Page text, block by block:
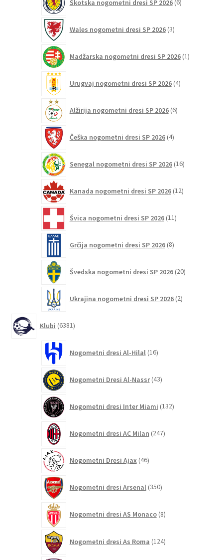
Škotska nogometni dresi SP 2026 6izdelkov
Wales nogometni dresi SP 2026 3izdelki
Madžarska nogometni dresi SP 2026 1izdelek
Urugvaj nogometni dresi SP 2026 4izdelki
Alžirija nogometni dresi SP 2026 6izdelkov
Češka nogometni dresi SP 2026 4izdelki
Senegal nogometni dresi SP 2026 16izdelkov
Kanada nogometni dresi SP 2026 12izdelkov
Švica nogometni dresi SP 2026 11izdelkov
Grčija nogometni dresi SP 2026 8izdelkov
Švedska nogometni dresi SP 2026 20izdelkov
Ukrajina nogometni dresi SP 2026 2izdelka
Klubi 6381izdelkov
Nogometni dresi Al-Hilal 16izdelkov
Nogometni Dresi Al-Nassr 43izdelkov
Nogometni dresi Inter Miami 132izdelkov
Nogometni dresi AC Milan 247izdelkov
Nogometni Dresi Ajax 46izdelkov
Nogometni dresi Arsenal 350izdelkov
Nogometni dresi AS Monaco 8izdelkov
Nogometni dresi As Roma 124izdelkov